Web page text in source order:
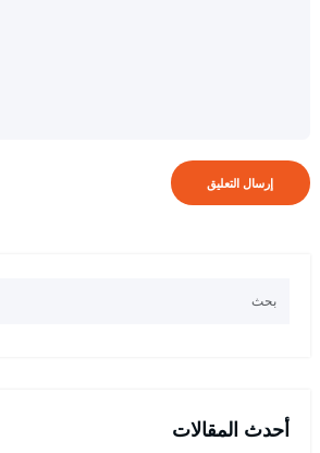
أحدث المقالات